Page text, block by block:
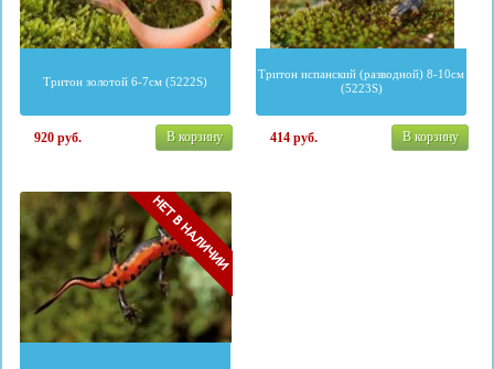
Тритон золотой 6-7см (5222S)
920руб. В корзину
Тритон испанский (разводной) 8-10см
(5223S)
414руб. В корзину